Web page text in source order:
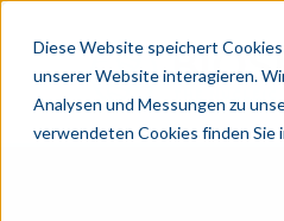
Diese Website speichert
unserer Website interagieren.
Analysen und Messungen zu
verwendeten Cookies finden